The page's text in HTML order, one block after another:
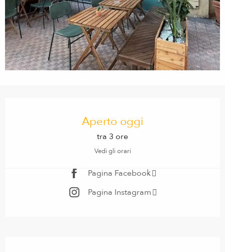
Aperto oggi
tra 3 ore
Vedi gli orari
Pagina Facebook
Pagina Instagram